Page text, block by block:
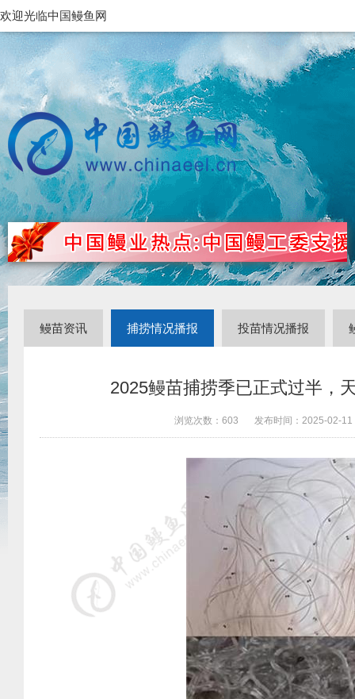
欢迎光临中国鳗鱼网
鳗苗资讯 捕捞情况播报 投苗情况播报
2025鳗苗捕捞季已正式过半，
浏览次数： 603 发布时间： 2025-02-11